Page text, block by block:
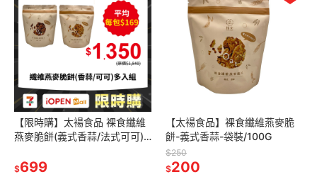
【限時購】太禓食品 裸食纖維
燕麥脆餅(義式香蒜/法式可可)
$699
【太禓食品】裸食纖維燕麥脆
餅-義式香蒜-袋裝/100G
$250
$200